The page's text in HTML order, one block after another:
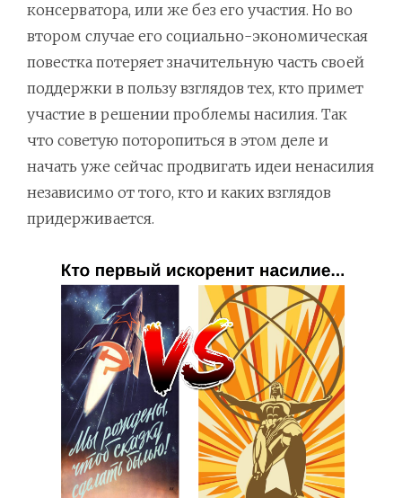
консерватора, или же без его участия. Но во
втором случае его социально-экономическая
повестка потеряет значительную часть своей
поддержки в пользу взглядов тех, кто примет
участие в решении проблемы насилия. Так
что советую поторопиться в этом деле и
начать уже сейчас продвигать идеи ненасилия
независимо от того, кто и каких взглядов
придерживается.